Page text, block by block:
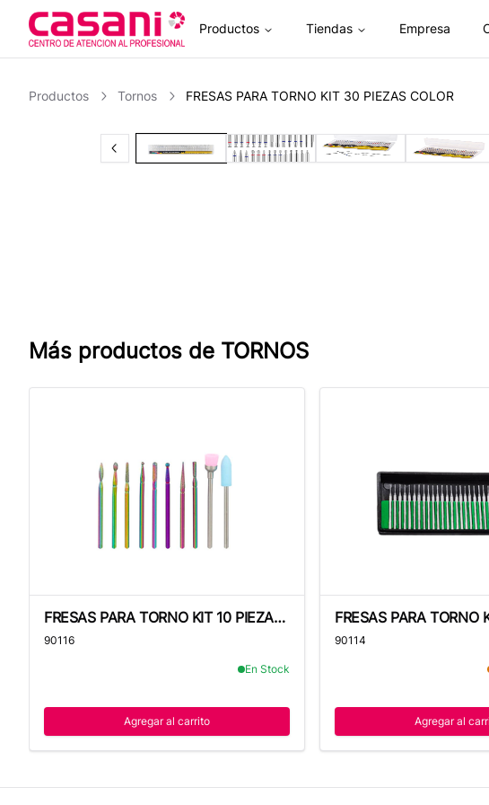
Inicio
Productos Tiendas Empresa
Productos Tornos FRESAS PARA TORNO KIT 30 PIEZAS COLOR
Previous slideSlide1 of4 Slide2of4 Slide of4 Slide
Más productos de TORNOS
FRESAS PARA TORNO KIT 10 PIEZAS
90116
En Stock
Agregar al carrito
FRESAS PARA TORNO
90114
Agregar al